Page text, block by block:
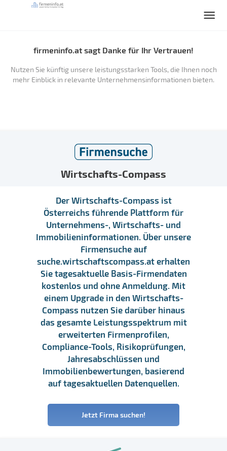
firmeninfo.at sagt Danke für Ihr Vertrauen!
Nutzen Sie künftig unsere leistungsstarken Tools, die Ihnen noch
mehr Einblick in relevante Unternehmensinformationen bieten.
Wirtschafts-Compass
Der Wirtschafts-Compass ist
Österreichs führende Plattform für
Unternehmens-, Wirtschafts- und
Immobilieninformationen. Über unsere
Firmensuche auf
suche.wirtschaftscompass.at erhalten
Sie tagesaktuelle Basis-Firmendaten
kostenlos und ohne Anmeldung. Mit
einem Upgrade in den Wirtschafts-
Compass nutzen Sie darüber hinaus
das gesamte Leistungsspektrum mit
erweiterten Firmenprofilen,
Compliance-Tools, Risikoprüfungen,
Jahresabschlüssen und
Immobilienbewertungen, basierend
auf tagesaktuellen Datenquellen.
Jetzt Firma suchen!